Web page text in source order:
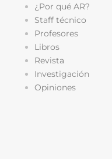
¿Por qué AR?
Staff técnico
Profesores
Libros
Revista
Investigación
Opiniones